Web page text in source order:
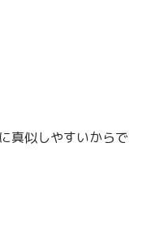
真似しやすいからで